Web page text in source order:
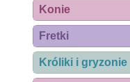
Konie
Fretki
Króliki i gryzonie